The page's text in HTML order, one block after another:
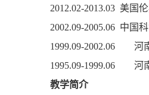
2012.02-2013.03 美
2002.09-2005.06 中
1999.09-2002.06
1995.09-1999.06
教学简介